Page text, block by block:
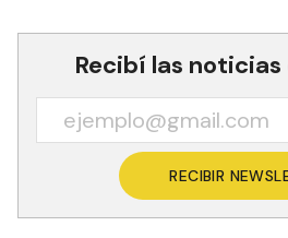
Recibí las
RECIBIR